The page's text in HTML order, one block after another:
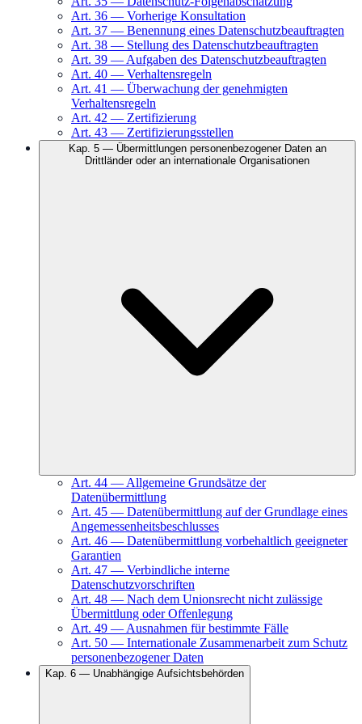
Art. 36 — Vorherige Konsultation
Art. 37 — Benennung eines Datenschutzbeauftragten
Art. 38 — Stellung des Datenschutzbeauftragten
Art. 39 — Aufgaben des Datenschutzbeauftragten
Art. 40 — Verhaltensregeln
Art. 41 — Überwachung der genehmigten
Verhaltensregeln
Art. 42 — Zertifizierung
Art. 43 — Zertifizierungsstellen
Kap. 5— Übermittlungen personenbezogener Daten an
Drittländer oder an internationale Organisationen
Art. 44 — Allgemeine Grundsätze der
Datenübermittlung
Art. 45 — Datenübermittlung auf der Grundlage eines
Angemessenheitsbeschlusses
Art. 46 — Datenübermittlung vorbehaltlich geeigneter
Garantien
Art. 47 — Verbindliche interne
Datenschutzvorschriften
Art. 48 — Nach dem Unionsrecht nicht zulässige
Übermittlung oder Offenlegung
Art. 49 — Ausnahmen für bestimmte Fälle
Art. 50 — Internationale Zusammenarbeit zum Schutz
personenbezogener Daten
Kap. 6 — Unabhängige Aufsichtsbehörden